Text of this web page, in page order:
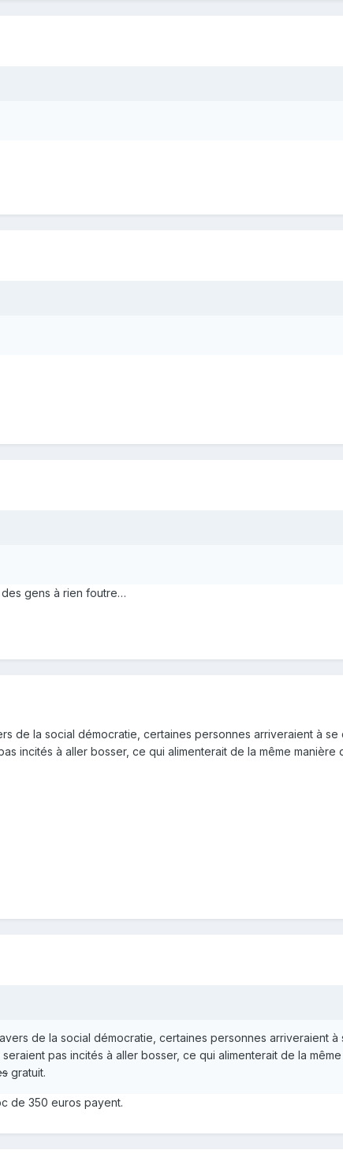
des gens à rien foutre…
de la social démocratie, certaines personnes arriveraient à
incités à aller bosser, ce qui alimenterait de la même
de la social démocratie, certaines personnes arriveraient
pas incités à aller bosser, ce qui alimenterait de la
gratuit.
de 350 euros payent.